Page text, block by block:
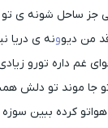
جز ساحل شونه ی تو
من دیوونه ی دریا
غم داره تورو
جا موند تو دلش
کرده ببین